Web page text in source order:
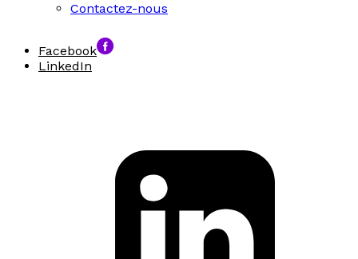
Contactez-nous
Facebook
LinkedIn